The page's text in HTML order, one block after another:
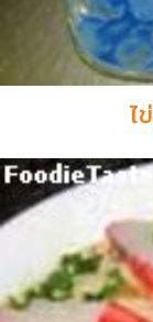
ไ